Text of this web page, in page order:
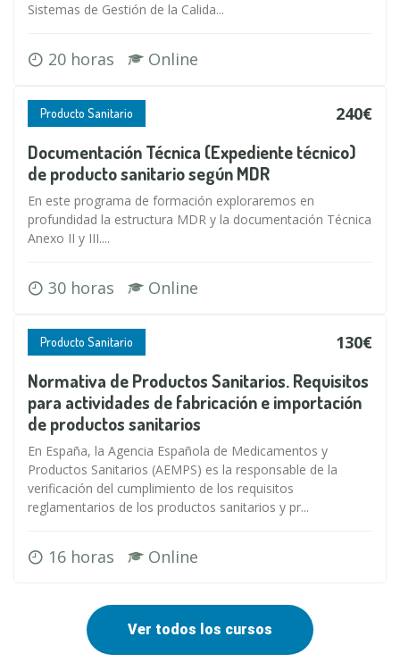
Sistemas de Gestión de la Calida...
20 horas Online
Producto Sanitario 240€
Documentación Técnica (Expediente técnico)
de producto sanitario según MDR
En este programa de formación exploraremos en
profundidad la estructura MDR y la documentación Técnica
Anexo II y III....
30 horas Online
Producto Sanitario 130€
Normativa de Productos Sanitarios. Requisitos
para actividades de fabricación e importación
de productos sanitarios
En España, la Agencia Española de Medicamentos y
Productos Sanitarios (AEMPS) es la responsable de la
verificación del cumplimiento de los requisitos
reglamentarios de los productos sanitarios y pr...
16 horas Online
Ver todos los cursos